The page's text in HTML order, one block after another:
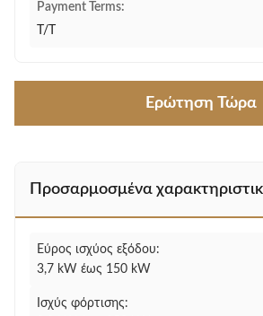
Payment Terms:
T/T
Ερώτηση Τώρα
Προσαρμοσμένα
Εύρος ισχύος εξόδου:
3,7 kW έως 150 kW
Ισχύς φόρτισης: